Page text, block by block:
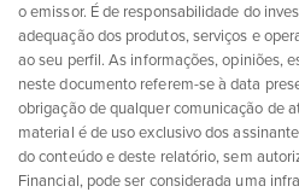
o emissor. É de responsabilidade do
adequação dos produtos, serviços e
ao seu perfil. As informações, opiniões,
neste documento referem-se à data
obrigação de qualquer comunicação de
material é de uso exclusivo dos
do conteúdo e deste relatório, sem
Financial, pode ser considerada uma